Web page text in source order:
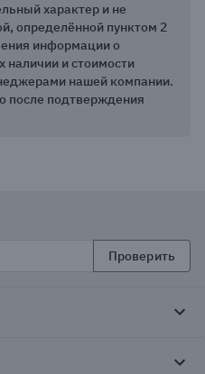
характер и не
определённой пунктом 2
информации о
наличии и стоимости
нашей компании.
после подтверждения
Проверить